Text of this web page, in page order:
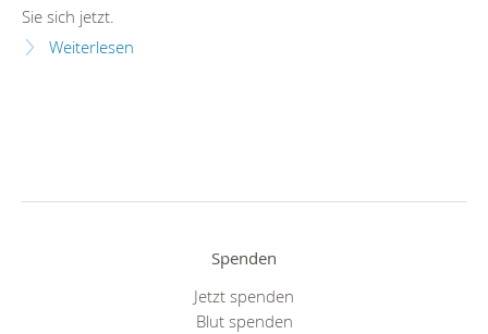
Sie sich jetzt.
Weiterlesen
Spenden
Jetzt spenden
Blut spenden